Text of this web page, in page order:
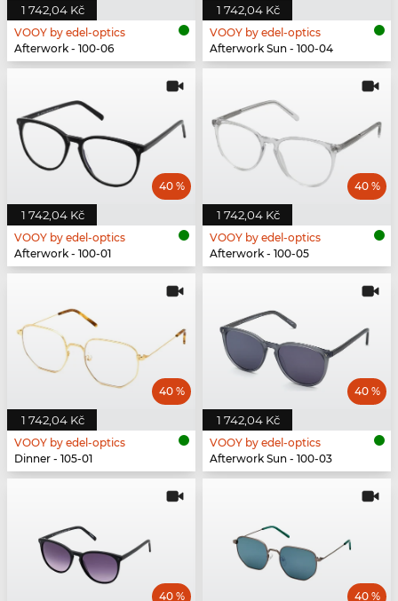
1 742,04 Kč
VOOY by edel-optics
Afterwork - 100-06
1 742,04 Kč
VOOY by edel-optics
Afterwork Sun - 100-04
1 742,04 Kč
40 %
VOOY by edel-optics
Afterwork - 100-01
1 742,04 Kč
40 %
VOOY by edel-optics
Afterwork - 100-05
1 742,04 Kč
40 %
VOOY by edel-optics
Dinner - 105-01
1 742,04 Kč
40 %
VOOY by edel-optics
Afterwork Sun - 100-03
40 % 40 %